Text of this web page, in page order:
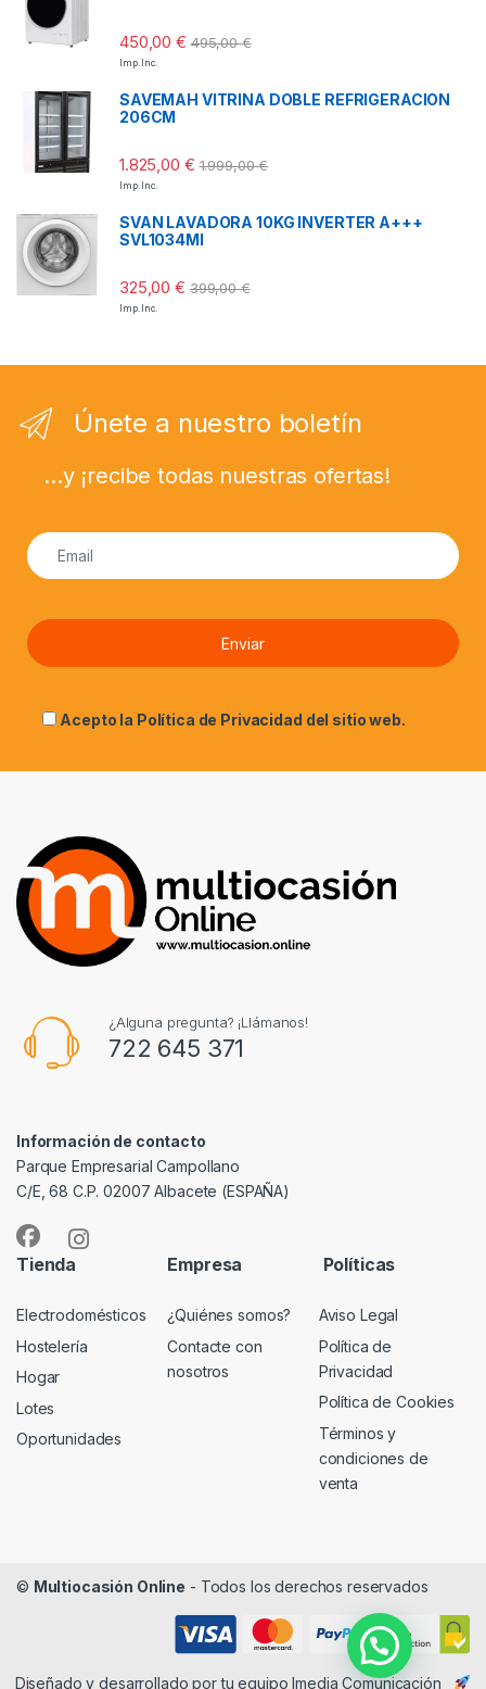
450,00€ 495,00€
Imp. Inc.
SAVEMAH VITRINA DOBLE REFRIGERACION
206CM
1.825,00 € 1.999,00€
Imp. Inc.
SVAN LAVADORA 10KG INVERTER A+++
SVL1034MI
325,00€ 399,00€
Imp. Inc.
Únete a nuestro boletín
...y ¡recibe todas nuestras ofertas!
Acepto la Política de Privacidad del sitio web.
¿Alguna pregunta? ¡Llámanos!
722 645 371
Información de contacto
Parque Empresarial Campollano
C/E, 68 C.P. 02007 Albacete (ESPAÑA)
Tienda
Electrodomésticos
Hostelería
Hogar
Lotes
Oportunidades
Empresa
¿Quiénes somos?
Contacte con
nosotros
Políticas
Aviso Legal
Política de
Privacidad
Política de Cookies
Términos y
condiciones de
venta
© Multiocasión Online - Todos los derechos reservados
Diseñado y desarrollado por tu equipoImedia Comunicación